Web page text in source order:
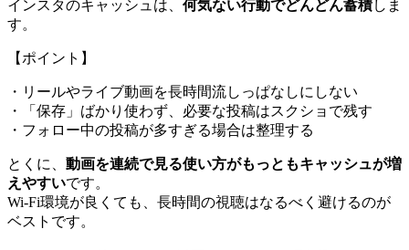
インスタのキャッシュは、 何気ない行動でどんどん蓄積しま
す。
【ポイント】
・リールやライブ動画を長時間流しっぱなしにしない
・「保存」ばかり使わず、必要な投稿はスクショで残す
・フォロー中の投稿が多すぎる場合は整理する
とくに、 動画を連続で見る使い方がもっともキャッシュが増
えやすいです。
Wi-Fi環境が良くても、長時間の視聴はなるべく避けるのが
ベストです。